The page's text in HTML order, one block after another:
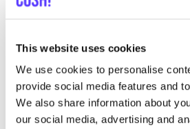
This website uses cookies
We use cookies to personalise
provide social media features and
We also share information about
our social media, advertising and
The Roots